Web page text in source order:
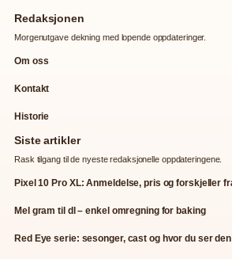
Redaksjonen
Morgenutgave dekning med lopende oppdateringer.
Om oss
Kontakt
Historie
Siste artikler
Rask tilgang til de nyeste redaksjonelle oppdateringene.
Pixel 10 Pro XL: Anmeldelse, pris og forskjeller
Mel gram til dl – enkel omregning for baking
Red Eye serie: sesonger, cast og hvor du ser